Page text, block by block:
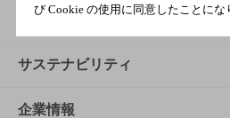
商品一覧
商品発売情報
栄養成分一覧
知る・楽しむTOP
キャンペーン
工場見学
文化・スポーツ
文化・スポーツTOP
サントリーホール
サステナビリティ
サステナビリティTOP
企業情報
び Cookie の使用に同意したことにな